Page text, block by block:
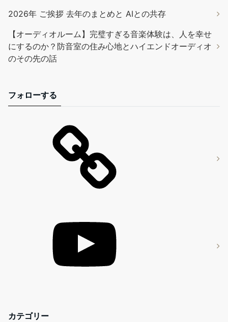
2026年 ご挨拶 去年のまとめと AIとの共存
【オーディオルーム】完璧すぎる音楽体験は、人を幸せ
にするのか？防音室の住み心地とハイエンドオーディオ
のその先の話
フォローする
カテゴリー